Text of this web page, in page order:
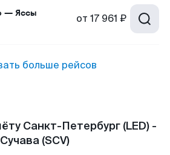
— Яссы от 17 961 ₽
больше рейсов
Санкт-Петербург (LED) -
Сучава (SCV)